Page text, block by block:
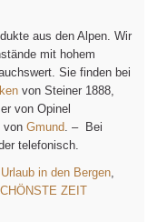
aus den Alpen. Wir
mit hohem
Sie finden bei
von Steiner 1888,
von Opinel
von Gmund . – Bei
telefonisch.
Urlaub in den Bergen
ZEIT